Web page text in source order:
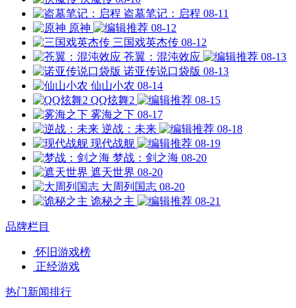
盗墓笔记：启程 08-11
原神
08-12
三国戏英杰传 08-12
苍翼：混沌效应
08-13
诺亚传说口袋版 08-13
仙山小农 08-14
QQ炫舞2
08-15
雾海之下 08-17
逆战：未来
08-18
现代战舰
08-19
梦战：剑之海 08-20
遮天世界 08-20
大周列国志 08-20
诡秘之主
08-21
品牌栏目
怀旧游戏榜
正经游戏
热门新闻排行